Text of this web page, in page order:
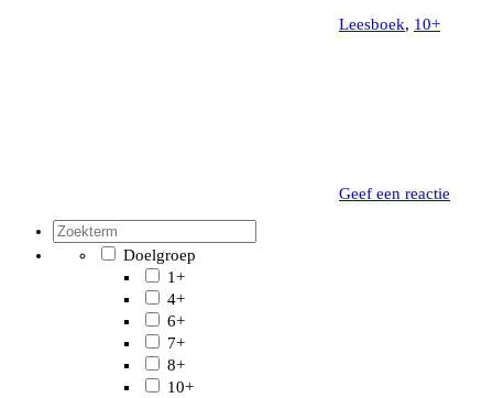
Leesboek, 10+
Geef een reactie
Doelgroep
1+
4+
6+
7+
8+
10+